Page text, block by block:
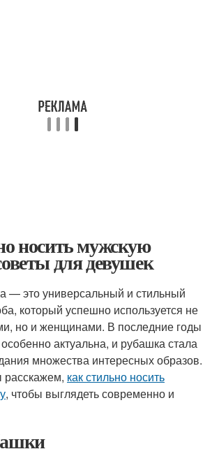
носить мужскую
для девушек
— это универсальный и стильный
который успешно используется не
но и женщинами. В последние годы
актуальна, и рубашка стала
множества интересных образов.
расскажем, как стильно носить
, чтобы выглядеть современно и